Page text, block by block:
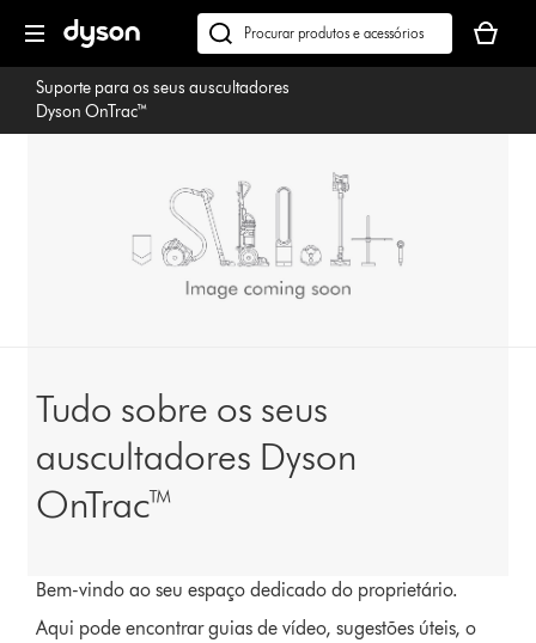
seguinte
Pesquisar
em
dyson.pt
seu
cesto
Suporte para os seus auscultadores
Dyson OnTrac™
Tudo sobre os seus
auscultadores Dyson
OnTrac™
Bem-vindo ao seu espaço dedicado do proprietário.
Aqui pode encontrar guias de vídeo, sugestões úteis, o